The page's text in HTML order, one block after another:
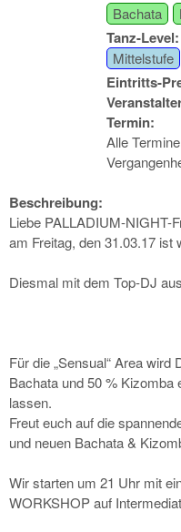
Bachata
Tanz-Level:
Mittelstufe
Eintritts-
Termin:
Alle
Beschreibung:
Liebe PALLADIUM-NIGHT-
am Freitag, den 31.03.17
Diesmal mit dem Top-DJ
Für die „Sensual“ Area
Bachata und 50 %
lassen.
Freut euch auf die
und neuen Bachata &
Wir starten um 21 Uhr mit
WORKSHOP auf